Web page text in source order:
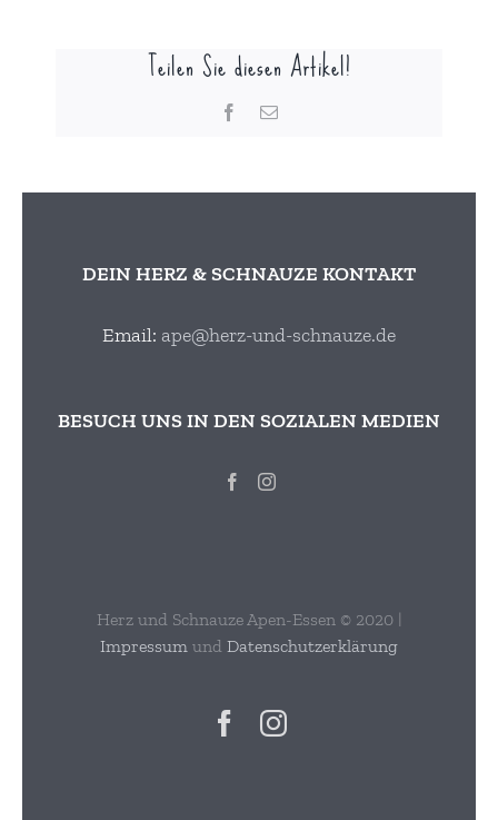
Teilen Sie diesen Artikel!
Facebook
E-
DEIN HERZ & SCHNAUZE KONTAKT
Email: ape@herz-und-schnauze.de
BESUCH UNS IN DEN SOZIALEN MEDIEN
Herz und Schnauze Apen-Essen © 2020 |
Impressum und Datenschutzerklärung
Facebook
Instagram